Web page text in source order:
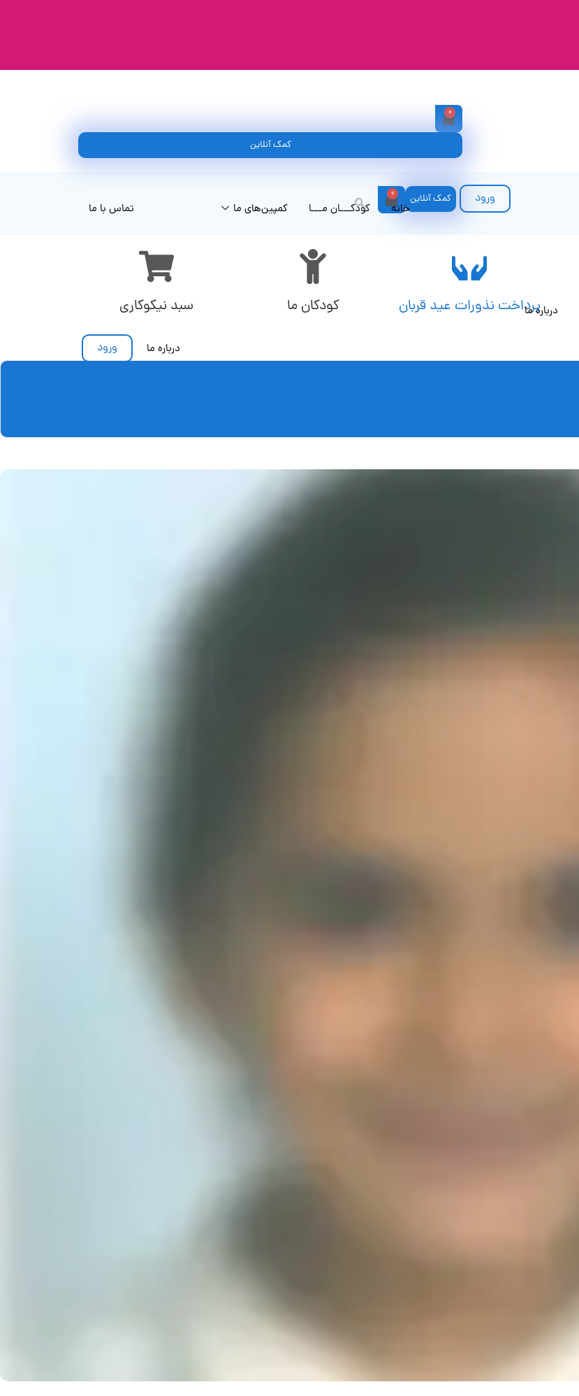
خانه کودکـــان مـــا کمپین‌های ما تماس با ما
درباره ما ورود
0
کمک آنلاین
درباره ما
ورود کمک آنلاین 0
پرداخت نذورات عید قربان کودکان ما سبد نیکوکاری